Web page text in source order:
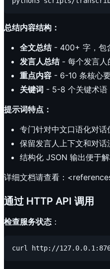
总结内容结构：
全文总结- 400+ 字，包
发言人总结- 每个发言人
重点内容 - 6-10 条核心
关键词 - 5-8 个关键术语
提示词特点：
专门针对中文口语化对话
保留发言人上下文和对话
结构化 JSON 输出便于
详细文档请查看：
通过 HTTP API 调用
检查服务状态 ：